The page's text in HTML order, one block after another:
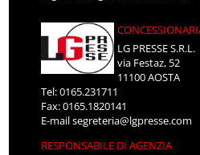
LG PRESSE S.R.L.
via Festaz, 52
11100 AOSTA
Tel: 0165.231711
Fax: 0165.1820141
E-mailsegreteria@lgpresse.com
RESPONSABILE DI AGENZIA